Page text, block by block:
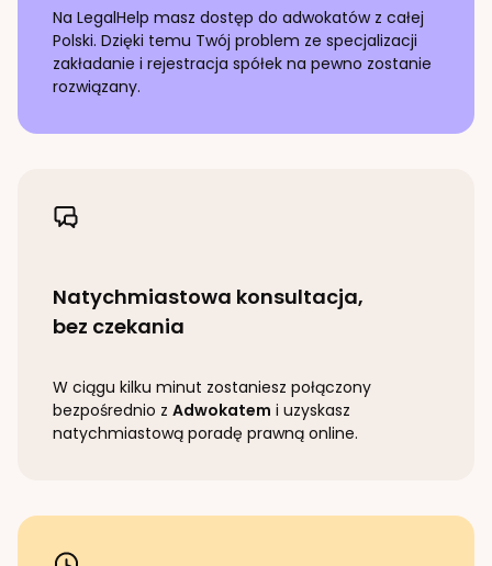
Na LegalHelp masz dostęp do adwokatów z całej
Polski. Dzięki temu Twój problem ze specjalizacji
zakładanie i rejestracja spółek na pewno zostanie
rozwiązany.
Natychmiastowa konsultacja,
bez czekania
W ciągu kilku minut zostaniesz połączony
bezpośrednio z Adwokatem i uzyskasz
natychmiastową poradę prawną online.